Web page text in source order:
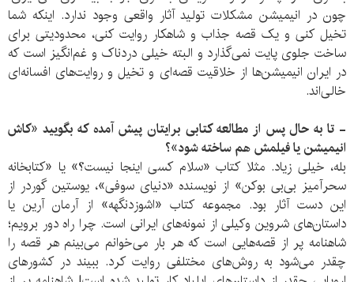
چون در انیمیشن مشکلات تولید آثار واقعی وجود ندارد. اینکه شما
تخیل کنی و یک قصه جذاب و شاهکار روایت کنی، محدودیتی برای
ساخت جلوی پایت نمی‌گذارد و البته خیلی دردناک و غم‌انگیز است که
در ایران انیمیشن‌ها از خلاقیت قصه‌ای و تخیل و روایت‌های افسانه‌ای
خالی‌اند.
- تا به حال پس از مطالعه کتابی برایتان پیش آمده که بگویید «کاش
انیمیشن یا فیلمش هم ساخته شود»؟
بله، خیلی زیاد. مثلا کتاب «سلام کسی اینجا نیست؟» یا «کتابخانه
سحرآمیز بی‌بی بوکن» از نویسنده «دنیای سوفی»، یوستین گوردر از
این دست آثار بود. مجموعه کتاب «اشوزدنگهه» از آرمان آرین یا
داستان‌های شروین وکیلی از نمونه‌های ایرانی است. چرا راه دور برویم؛
شاهنامه پر از قصه‌هایی است که هر بار می‌خوانم می‌بینم هر قصه را
چقدر می‌شود به روش‌های مختلفی روایت کرد. ببیند در کشورهای